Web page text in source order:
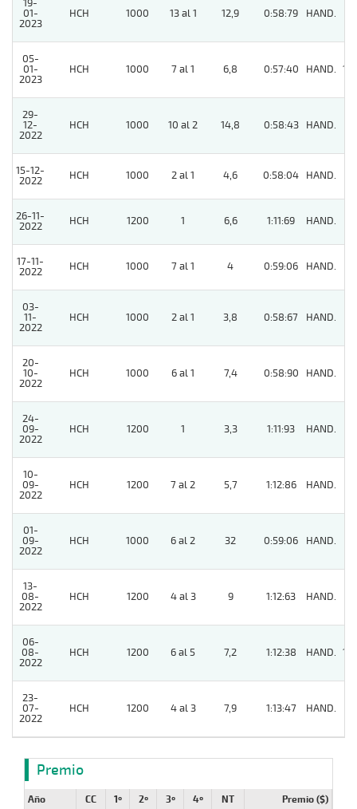
19-
01-
2023
HCH 1000 13 al 1 12,9 0:58:79 HAND.
05-
01-
2023
HCH 1000 7 al 1 6,8 0:57:40 HAND. 10
29-
12-
2022
HCH 1000 10 al 2 14,8 0:58:43 HAND.
15-12-
2022
HCH 1000 2 al 1 4,6 0:58:04 HAND.
26-11-
2022
HCH 1200 1 6,6 1:11:69 HAND.
17-11-
2022
HCH 1000 7 al 1 4 0:59:06 HAND.
03-
11-
2022
HCH 1000 2 al 1 3,8 0:58:67 HAND.
20-
10-
2022
HCH 1000 6 al 1 7,4 0:58:90 HAND.
24-
09-
2022
HCH 1200 1 3,3 1:11:93 HAND.
10-
09-
2022
HCH 1200 7 al 2 5,7 1:12:86 HAND.
01-
09-
2022
HCH 1000 6 al 2 32 0:59:06 HAND.
13-
08-
2022
HCH 1200 4 al 3 9 1:12:63 HAND.
06-
08-
2022
HCH 1200 6 al 5 7,2 1:12:38 HAND. 10
23-
07-
2022
HCH 1200 4 al 3 7,9 1:13:47 HAND.
Premio
Año CC 1º 2º 3º 4º NT Premio ($)